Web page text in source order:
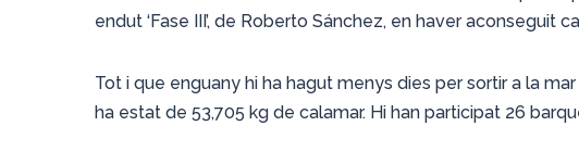
endut ‘Fase III’, de Roberto Sánchez, en haver aconseguit
Tot i que enguany hi ha hagut menys dies per sortir a la
ha estat de 53,705 kg de calamar. Hi han participat 26